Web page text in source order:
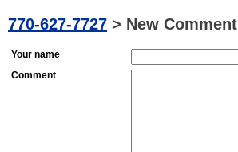
770-627-7727 > New Comment
Your name
Comment